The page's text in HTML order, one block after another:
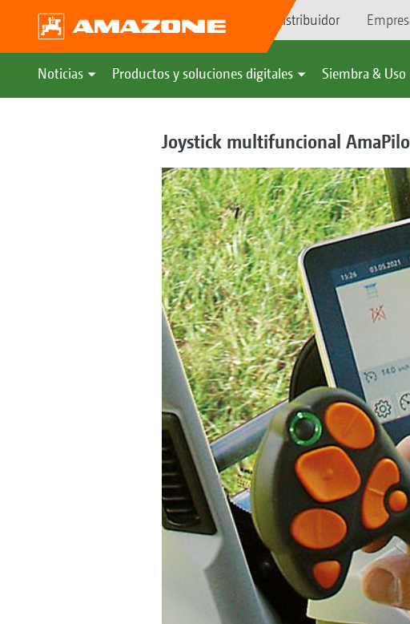
Búsqueda de distribuidor
Noticias Productos y soluciones digitales Siembra & Uso
Joystick multifuncional